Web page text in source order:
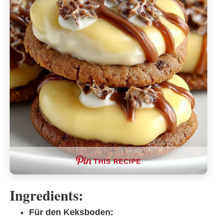
THIS RECIPE
Ingredients:
Für den Keksboden: